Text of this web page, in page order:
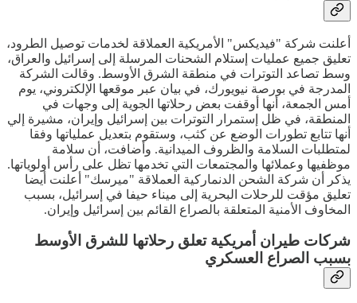
أعلنت شركة "فيديكس" الأمريكية العملاقة لخدمات توصيل الطرود،
تعليق جميع عمليات إستلام الشحنات المرسلة إلى إسرائيل والعراق،
وسط تصاعد التوترات في منطقة الشرق الأوسط. وقالت الشركة
المدرجة في بورصة نيويورك، في بيان عبر موقعها الإلكتروني، يوم
أمس الجمعة، أنها أوقفت بعض رحلاتها الجوية إلى وجهات في
المنطقة، في ظل إستمرار التوترات بين إسرائيل وإيران، مشيرة إلي
أنها تتابع تطورات الوضع عن كثب، وستقوم بتعديل عملياتها وفقا
لمتطلبات السلامة والظروف الميدانية. وأضافت، أن سلامة
موظفيها وعملائها والمجتمعات التي تخدمها تظل على رأس أولوياتها.
يذكر أن شركة الشحن الدنماركية العملاقة "ميرسك" أعلنت أيضا
تعليق مؤقت للرحلات البحرية إلى ميناء حيفا في إسرائيل، بسبب
المخاوف الأمنية المتعلقة بالصراع القائم بين إسرائيل وإيران.
شركات طيران أمريكية تعلق رحلاتها للشرق الأوسط
بسبب الصراع العسكري